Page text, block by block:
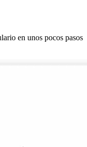
en unos pocos pasos